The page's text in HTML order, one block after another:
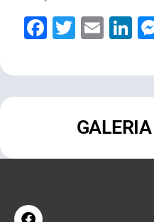
Facebook
Twitter